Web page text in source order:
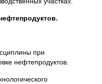
при
нефтепродуктов.